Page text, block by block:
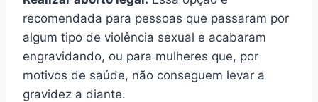
recomendada para pessoas que passaram por
algum tipo de violência sexual e acabaram
engravidando, ou para mulheres que, por
motivos de saúde, não conseguem levar a
gravidez a diante.